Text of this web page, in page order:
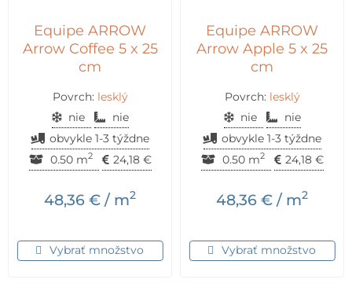
Equipe ARROW
Arrow Coffee 5 x 25
cm
Povrch: lesklý
nie
nie
obvykle 1-3 týždne
0.50 m2 24,18 €
48,36 € / m2
Vybrať množstvo
Equipe ARROW
Arrow Apple 5 x 25
cm
Povrch: lesklý
nie
nie
obvykle 1-3 týždne
0.50 m2 24,18 €
48,36 € / m2
Vybrať množstvo